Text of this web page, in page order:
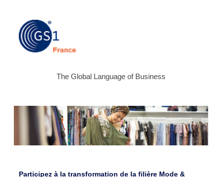
The Global Language of Business
Participez à la transformation de la filière Mode &